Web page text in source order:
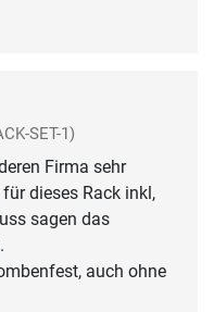
SET-1)
Firma sehr
dieses Rack inkl,
sagen das
auch ohne